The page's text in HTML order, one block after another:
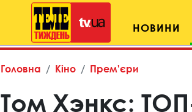
НОВИНИ
Головна Кіно Прем'єри
Том Хэнкс: